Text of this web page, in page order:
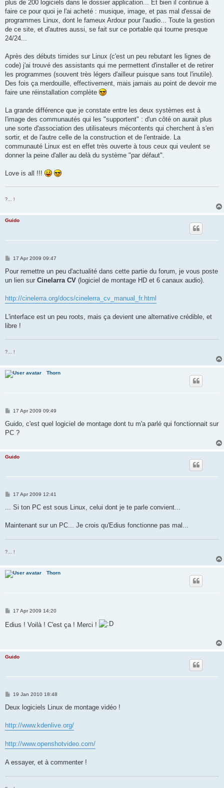
plus de 200 logiciels dans le dossier application... Et bien il continue à
faire ce pour quoi je l'ai acheté : musique, image, et pas mal d'essai de
programmes Linux, dont le fameux Ardour pour l'audio... Toute la gestion
de ce site, et d'autres aussi, se fait sur ce portable qui tourne presque
24/24...
Après des débuts timides sur Linux (c'est un peu rebutant les lignes de
code) j'ai trouvé des assistants qui me permettent d'installer et de retirer
les programmes (souvent très légers d'ailleur puisque sans tout l'inutile).
Des fois ça merdouille, effectivement, mais jamais au point de devoir me
faire une réinstallation complète
La grande différence que je constate entre les deux systèmes est à
l'image des communautés qui les "supportent" : d'un côté on aurait plus
une sorte d'association des utilisateurs mécontents qui cherchent à s'en
sortir, et de l'autre celle de la construction et de l'entraide. La
communauté Linux est en effet très ouverte à tous ceux qui veulent se
donner la peine d'aller au delà du système "par défaut".
Love is all !!!
?... !
Guido
P
s
17 Apr 2009 09:47
Pour remettre un peu d'actualité dans cette partie du forum, je vous poste
un lien sur Cinelarra CV (logiciel de montage HD et 6 canaux audio).
http://cinelerra.org/docs/cinelerra_cv_manual_fr.html
L'interface est un peu roots, mais ça devient une alternative crédible, et
libre !
?... !
Thorn
P
s
17 Apr 2009 09:49
Guido, c'est quel logiciel de montage dont tu m'a parlé qui fonctionnait sur
PC ?
Guido
P17 Apr 2009 12:41
... Si ton PC est sous Linux, celui dont je te parle convient...
Maintenant sur un PC... Je crois qu'Edius fonctionne pas mal...
?... !
Thorn
P
s
t
17 Apr 2009 14:20
Edius ! Voilà ! C'est ça ! Merci !
Guido
P
s
19 Jan 2010 18:48
Deux logiciels Linux de montage vidéo !
http://www.kdenlive.org/
http://www.openshotvideo.com/
A essayer, et à commenter !